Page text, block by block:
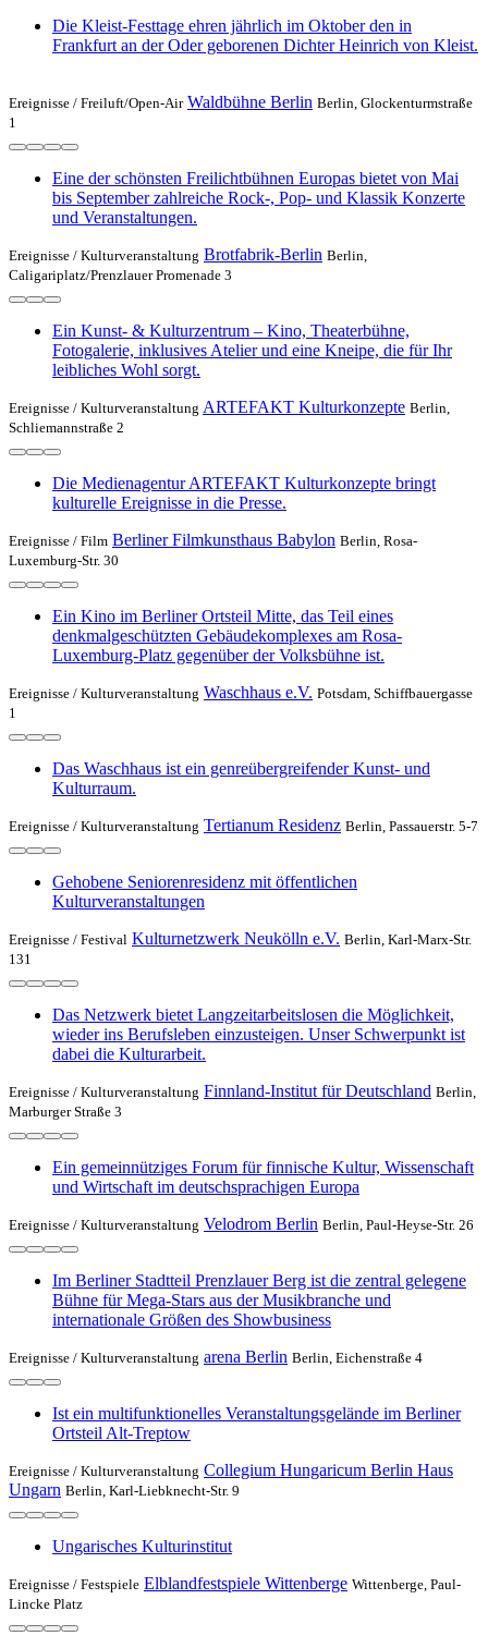
Die Kleist-Festtage ehren jährlich im Oktober den in
Frankfurt an der Oder geborenen Dichter Heinrich von Kleist.
Ereignisse / Freiluft/Open-Air Waldbühne Berlin Berlin, Glockenturmstraße
1
Eine der schönsten Freilichtbühnen Europas bietet von Mai
bis September zahlreiche Rock-, Pop- und Klassik Konzerte
und Veranstaltungen.
Ereignisse / Kulturveranstaltung Brotfabrik-Berlin Berlin,
Caligariplatz/Prenzlauer Promenade 3
Ein Kunst- & Kulturzentrum – Kino, Theaterbühne,
Fotogalerie, inklusives Atelier und eine Kneipe, die für Ihr
leibliches Wohl sorgt.
Ereignisse / Kulturveranstaltung ARTEFAKT Kulturkonzepte Berlin,
Schliemannstraße 2
Die Medienagentur ARTEFAKT Kulturkonzepte bringt
kulturelle Ereignisse in die Presse.
Ereignisse / Film Berliner Filmkunsthaus Babylon Berlin, Rosa-
Luxemburg-Str. 30
Ein Kino im Berliner Ortsteil Mitte, das Teil eines
denkmalgeschützten Gebäudekomplexes am Rosa-
Luxemburg-Platz gegenüber der Volksbühne ist.
Ereignisse / Kulturveranstaltung Waschhaus e.V. Potsdam, Schiffbauergasse
1
Das Waschhaus ist ein genreübergreifender Kunst- und
Kulturraum.
Ereignisse / Kulturveranstaltung Tertianum Residenz Berlin, Passauerstr. 5-7
Gehobene Seniorenresidenz mit öffentlichen
Kulturveranstaltungen
Ereignisse / Festival Kulturnetzwerk Neukölln e.V. Berlin, Karl-Marx-Str.
131
Das Netzwerk bietet Langzeitarbeitslosen die Möglichkeit,
wieder ins Berufsleben einzusteigen. Unser Schwerpunkt ist
dabei die Kulturarbeit.
Ereignisse / Kulturveranstaltung Finnland-Institut für Deutschland Berlin,
Marburger Straße 3
Ein gemeinnütziges Forum für finnische Kultur, Wissenschaft
und Wirtschaft im deutschsprachigen Europa
Ereignisse / Kulturveranstaltung Velodrom Berlin Berlin, Paul-Heyse-Str. 26
Im Berliner Stadtteil Prenzlauer Berg ist die zentral gelegene
Bühne für Mega-Stars aus der Musikbranche und
internationale Größen des Showbusiness
Ereignisse / Kulturveranstaltung arena Berlin Berlin, Eichenstraße 4
Ist ein multifunktionelles Veranstaltungsgelände im Berliner
Ortsteil Alt-Treptow
Ereignisse / Kulturveranstaltung Collegium Hungaricum Berlin Haus
Ungarn Berlin, Karl-Liebknecht-Str. 9
Ungarisches Kulturinstitut
Ereignisse / Festspiele Elblandfestspiele Wittenberge Wittenberge, Paul-
Lincke Platz